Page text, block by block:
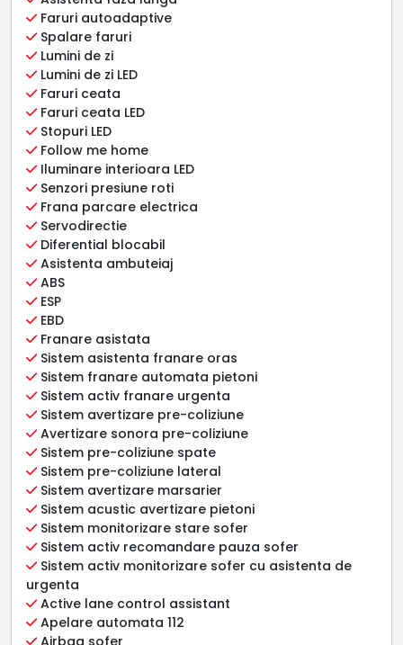
Faruri autoadaptive
Spalare faruri
Lumini de zi
Lumini de zi LED
Faruri ceata
Faruri ceata LED
Stopuri LED
Follow me home
Iluminare interioara LED
Senzori presiune roti
Frana parcare electrica
Servodirectie
Diferential blocabil
Asistenta ambuteiaj
ABS
ESP
EBD
Franare asistata
Sistem asistenta franare oras
Sistem franare automata pietoni
Sistem activ franare urgenta
Sistem avertizare pre-coliziune
Avertizare sonora pre-coliziune
Sistem pre-coliziune spate
Sistem pre-coliziune lateral
Sistem avertizare marsarier
Sistem acustic avertizare pietoni
Sistem monitorizare stare sofer
Sistem activ recomandare pauza sofer
Sistem activ monitorizare sofer cu asistenta de
urgenta
Active lane control assistant
Apelare automata 112
Airbag sofer